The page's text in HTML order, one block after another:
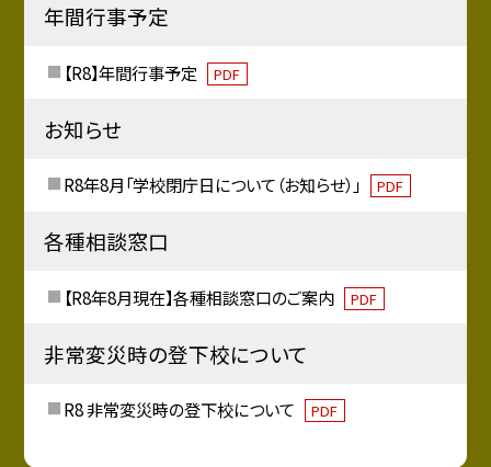
年間行事予定
【R8】年間行事予定 PDF
お知らせ
R8年8月「学校閉庁日について（お知らせ）」 PDF
各種相談窓口
【R8年8月現在】各種相談窓口のご案内 PDF
非常変災時の登下校について
R8 非常変災時の登下校について PDF